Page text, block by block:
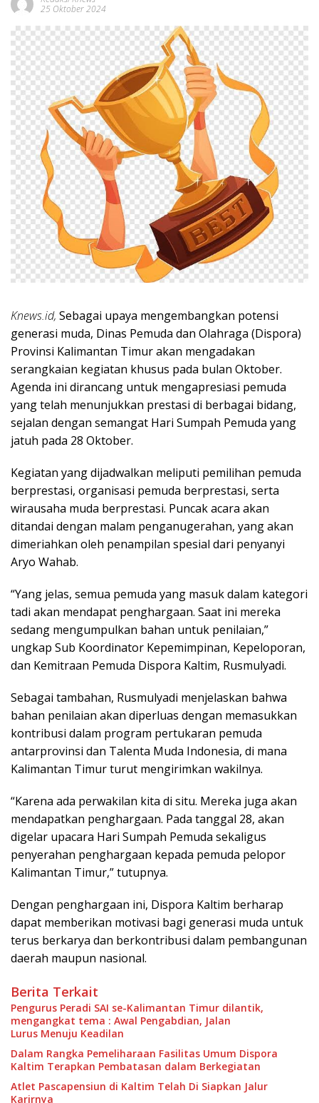
25 Oktober 2024
Knews.id, Sebagai upaya mengembangkan potensi
generasi muda, Dinas Pemuda dan Olahraga (Dispora)
Provinsi Kalimantan Timur akan mengadakan
serangkaian kegiatan khusus pada bulan Oktober.
Agenda ini dirancang untuk mengapresiasi pemuda
yang telah menunjukkan prestasi di berbagai bidang,
sejalan dengan semangat Hari Sumpah Pemuda yang
jatuh pada 28 Oktober.
Kegiatan yang dijadwalkan meliputi pemilihan pemuda
berprestasi, organisasi pemuda berprestasi, serta
wirausaha muda berprestasi. Puncak acara akan
ditandai dengan malam penganugerahan, yang akan
dimeriahkan oleh penampilan spesial dari penyanyi
Aryo Wahab.
“Yang jelas, semua pemuda yang masuk dalam kategori
tadi akan mendapat penghargaan. Saat ini mereka
sedang mengumpulkan bahan untuk penilaian,”
ungkap Sub Koordinator Kepemimpinan, Kepeloporan,
dan Kemitraan Pemuda Dispora Kaltim, Rusmulyadi.
Sebagai tambahan, Rusmulyadi menjelaskan bahwa
bahan penilaian akan diperluas dengan memasukkan
kontribusi dalam program pertukaran pemuda
antarprovinsi dan Talenta Muda Indonesia, di mana
Kalimantan Timur turut mengirimkan wakilnya.
“Karena ada perwakilan kita di situ. Mereka juga akan
mendapatkan penghargaan. Pada tanggal 28, akan
digelar upacara Hari Sumpah Pemuda sekaligus
penyerahan penghargaan kepada pemuda pelopor
Kalimantan Timur,” tutupnya.
Dengan penghargaan ini, Dispora Kaltim berharap
dapat memberikan motivasi bagi generasi muda untuk
terus berkarya dan berkontribusi dalam pembangunan
daerah maupun nasional.
Berita Terkait
Pengurus Peradi SAI se-Kalimantan Timur dilantik,
mengangkat tema : Awal Pengabdian, Jalan
Lurus Menuju Keadilan
Dalam Rangka Pemeliharaan Fasilitas Umum Dispora
Kaltim Terapkan Pembatasan dalam Berkegiatan
Atlet Pascapensiun di Kaltim Telah Di Siapkan Jalur
Karirnya